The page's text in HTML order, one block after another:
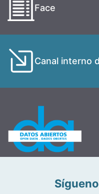
Face
Canal interno